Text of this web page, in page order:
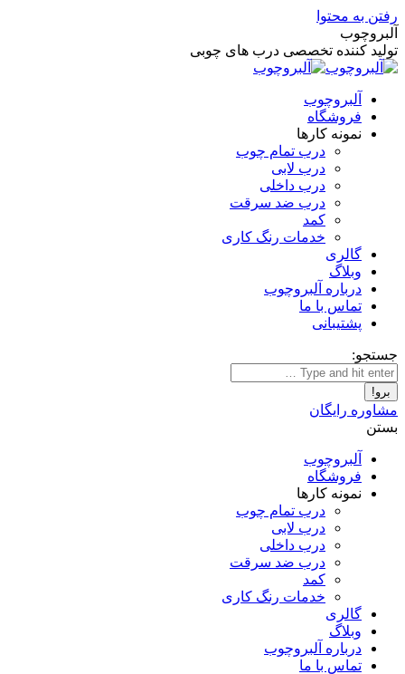
رفتن به محتوا
آلبروچوب
تولید کننده تخصصی درب های چوبی
آلبروچوب
فروشگاه
نمونه کارها
درب تمام چوب
درب لابی
درب داخلی
درب ضد سرقت
کمد
خدمات رنگ کاری
گالری
وبلاگ
درباره آلبروچوب
تماس با ما
پشتیبانی
جستجو:
مشاوره رایگان
بستن
آلبروچوب
فروشگاه
نمونه کارها
درب تمام چوب
درب لابی
درب داخلی
درب ضد سرقت
کمد
خدمات رنگ کاری
گالری
وبلاگ
درباره آلبروچوب
تماس با ما